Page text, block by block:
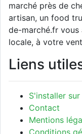
marché près de
artisan, un food
de-marché.fr
locale, à votre
Liens
S'installer
Contact
Mentions
Conditions